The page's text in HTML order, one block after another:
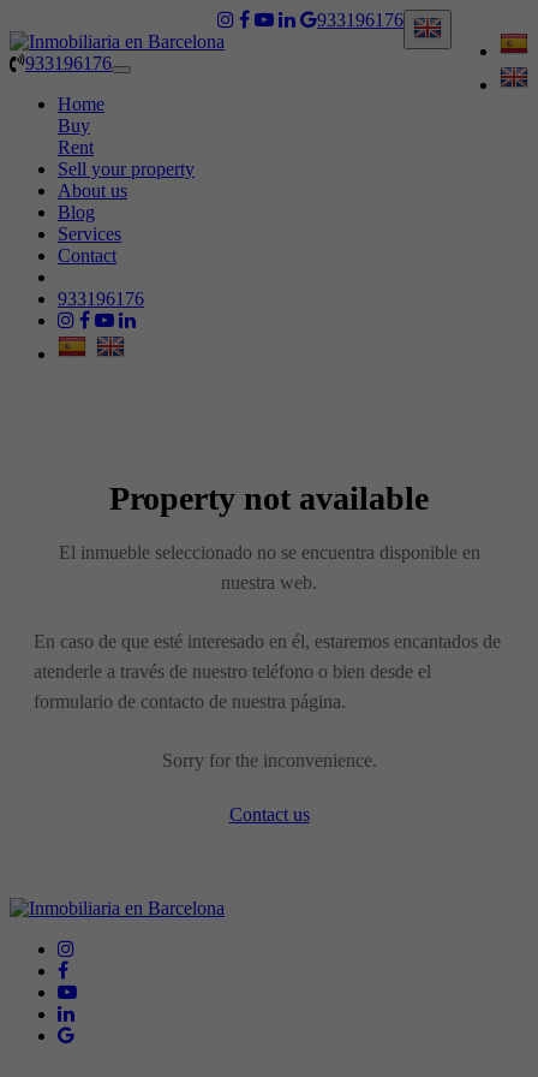
933196176
933196176
Toggle
Home
Buy
Rent
Sell your property
About us
Blog
Services
Contact
933196176
Property not available
El inmueble seleccionado no se encuentra disponible en
nuestra web.
En caso de que esté interesado en él, estaremos encantados de
atenderle a través de nuestro teléfono o bien desde el
formulario de contacto de nuestra página.
Sorry for the inconvenience.
Contact us